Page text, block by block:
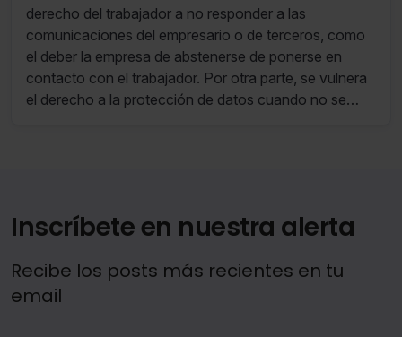
terceros
derecho del trabajador a no responder a las
comunicaciones del empresario o de terceros, como
el deber la empresa de abstenerse de ponerse en
contacto con el trabajador. Por otra parte, se vulnera
el derecho a la protección de datos cuando no se
Inscríbete en nuestra alerta
Recibe los posts más recientes en tu
email